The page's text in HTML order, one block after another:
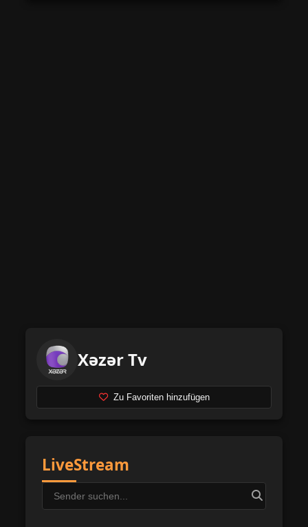
Xəzər Tv
Zu Favoriten hinzufügen
LiveStream